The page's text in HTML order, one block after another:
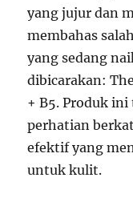
yang jujur dan
membahas
yang sedang
dibicarakan:
+ B5. Produk
perhatian
efektif yang
untuk kulit.